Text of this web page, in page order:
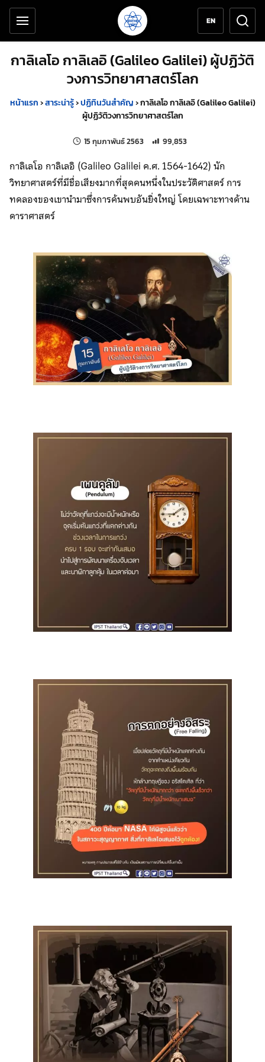
ข้ามไปยังเนื้อหาหลัก
เครื่องมือช่วยเหลือ
EN
กาลิเลโอ กาลิเลอิ (Galileo Galilei) ผู้ปฏิวัติ
วงการวิทยาศาสตร์โลก
หน้าแรก›สาระน่ารู้›ปฏิทินวันสำคัญ›กาลิเลโอ กาลิเลอิ (Galileo Galilei)
ผู้ปฏิวัติวงการวิทยาศาสตร์โลก
15 กุมภาพันธ์ 2563 แก้ไขล่าสุดเมื่อ:
จำนวนการเข้าชม 99,853 ครั้ง
99,853
กาลิเลโอ กาลิเลอิ (Galileo Galilei ค.ศ. 1564-1642) นัก
วิทยาศาสตร์ที่มีชื่อเสียงมากที่สุดคนหนึ่งในประวัติศาสตร์ การ
ทดลองของเขานำมาซึ่งการค้นพบอันยิ่งใหญ่ โดยเฉพาะทางด้าน
ดาราศาสตร์